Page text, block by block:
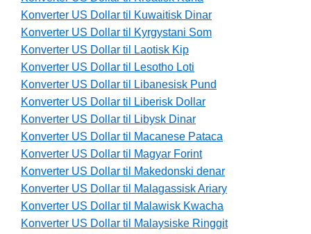
Konverter US Dollar til Kuwaitisk Dinar
Konverter US Dollar til Kyrgystani Som
Konverter US Dollar til Laotisk Kip
Konverter US Dollar til Lesotho Loti
Konverter US Dollar til Libanesisk Pund
Konverter US Dollar til Liberisk Dollar
Konverter US Dollar til Libysk Dinar
Konverter US Dollar til Macanese Pataca
Konverter US Dollar til Magyar Forint
Konverter US Dollar til Makedonski denar
Konverter US Dollar til Malagassisk Ariary
Konverter US Dollar til Malawisk Kwacha
Konverter US Dollar til Malaysiske Ringgit